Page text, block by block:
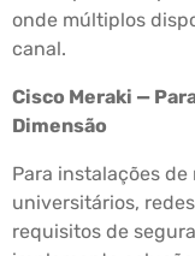
onde múltiplos
canal.
Cisco Meraki —
Dimensão
Para instalações
universitários,
requisitos de